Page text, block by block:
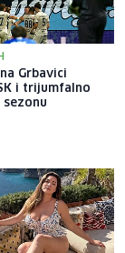
Grbavici
i trijumfalno
sezonu